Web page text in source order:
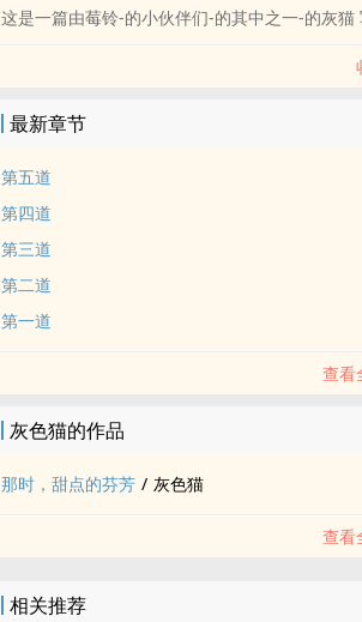
这是一篇由莓铃-的小伙伴们-的其中之一-的灰
最新章节
第五道
第四道
第三道
第二道
第一道
查看
灰‎色‍猫‍‌的作品
那时，甜点的芬芳 / 灰‎色‍猫‍‌
查看
相关推荐